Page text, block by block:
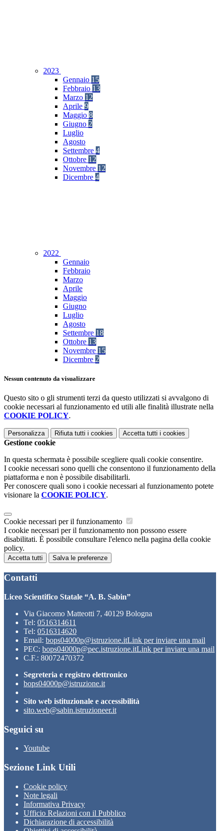
2023
Gennaio 15
Febbraio 13
Marzo 12
Aprile 9
Maggio 8
Giugno 2
Luglio
Agosto
Settembre 4
Ottobre 12
Novembre 12
Dicembre 4
2022
Gennaio
Febbraio
Marzo
Aprile
Maggio
Giugno
Luglio
Agosto
Settembre 18
Ottobre 13
Novembre 15
Dicembre 2
Nessun contenuto da visualizzare
Questo sito o gli strumenti terzi da questo utilizzati si avvalgono di
cookie necessari al funzionamento ed utili alle finalità illustrate nella
COOKIE POLICY.
Personalizza Rifiuta tutti i cookies Accetta tutti i cookies
Gestione cookie
In questa schermata è possibile scegliere quali cookie consentire.
I cookie necessari sono quelli che consentono il funzionamento della
piattaforma e non è possibile disabilitarli.
Per conoscere quali sono i cookie necessari al funzionamento potete
visionare la COOKIE POLICY.
Cookie necessari per il funzionamento
I cookie necessari per il funzionamento non possono essere
disabilitati. È possibile consultare l'elenco nella pagina della cookie
policy.
Accetta tutti Salva le preferenze
Contatti
Liceo Scientifico Statale “A. B. Sabin”
Via Giacomo Matteotti 7, 40129 Bologna
Tel: 0516314611
Tel: 0516314620
Email: bops04000p@istruzione.itLink per inviare una mail
PEC: bops04000p@pec.istruzione.itLink per inviare una mail
C.F.: 80072470372
Segreteria e registro elettronico
bops04000p@istruzione.it
Sito web istituzionale e accessibilità
sito.web@sabin.istruzioneer.it
Seguici su
Youtube
Sezione Link Utili
Cookie policy
Note legali
Informativa Privacy
Ufficio Relazioni con il Pubblico
Dichiarazione di accessibilità